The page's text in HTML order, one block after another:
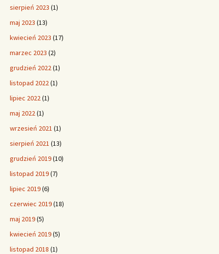
sierpień 2023 (1)
maj 2023 (13)
kwiecień 2023 (17)
marzec 2023 (2)
grudzień 2022(1)
listopad 2022(1)
lipiec 2022(1)
maj 2022(1)
wrzesień 2021 (1)
sierpień 2021 (13)
grudzień 2019(10)
listopad 2019(7)
lipiec 2019(6)
czerwiec 2019(18)
maj 2019(5)
kwiecień 2019(5)
listopad 2018 (1)